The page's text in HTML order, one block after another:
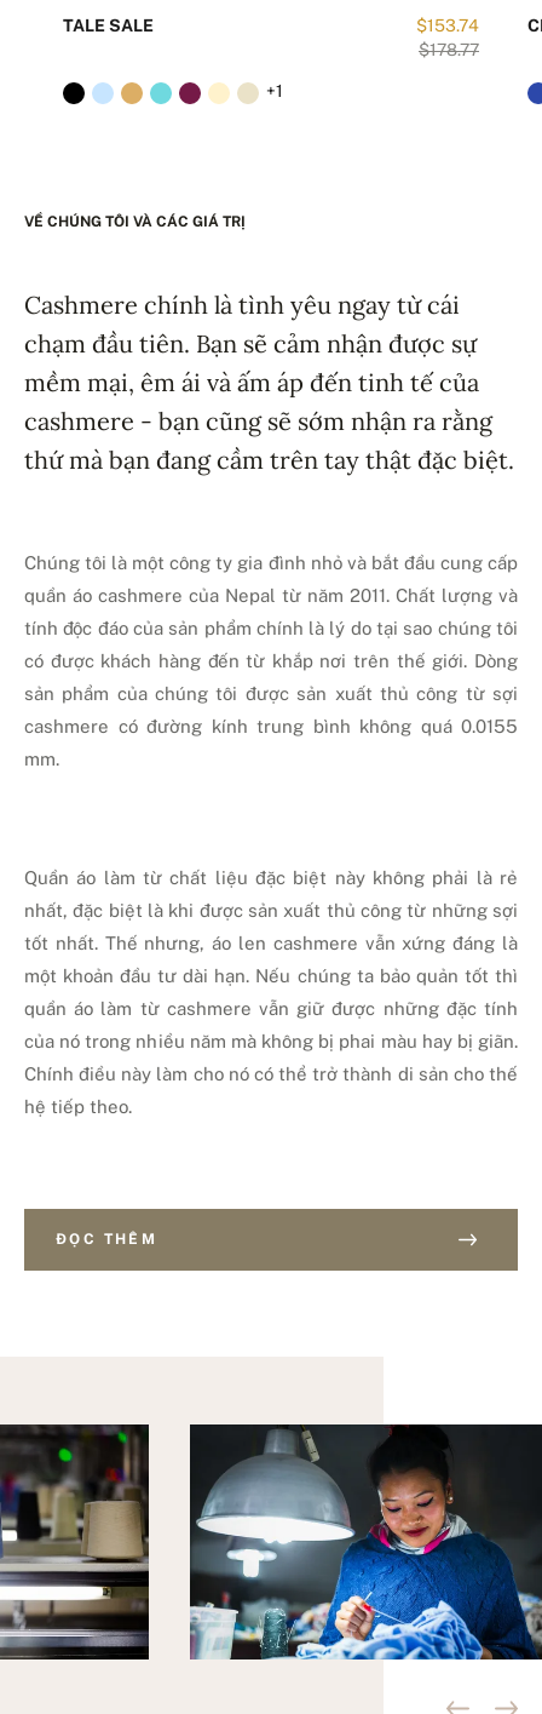
$153.74
$178.77
TALE SALE
+1
VỀ CHÚNG TÔI VÀ CÁC GIÁ TRỊ
Cashmere chính là tình yêu ngay từ cái
chạm đầu tiên. Bạn sẽ cảm nhận được sự
mềm mại, êm ái và ấm áp đến tinh tế của
cashmere - bạn cũng sẽ sớm nhận ra rằng
thứ mà bạn đang cầm trên tay thật đặc biệt.
Chúng tôi là một công ty gia đình nhỏ và bắt đầu cung cấp
quần áo cashmere của Nepal từ năm 2011. Chất lượng và
tính độc đáo của sản phẩm chính là lý do tại sao chúng tôi
có được khách hàng đến từ khắp nơi trên thế giới. Dòng
sản phẩm của chúng tôi được sản xuất thủ công từ sợi
cashmere có đường kính trung bình không quá 0.0155
mm.
Quần áo làm từ chất liệu đặc biệt này không phải là rẻ
nhất, đặc biệt là khi được sản xuất thủ công từ những sợi
tốt nhất. Thế nhưng, áo len cashmere vẫn xứng đáng là
một khoản đầu tư dài hạn. Nếu chúng ta bảo quản tốt thì
quần áo làm từ cashmere vẫn giữ được những đặc tính
của nó trong nhiều năm mà không bị phai màu hay bị giãn.
Chính điều này làm cho nó có thể trở thành di sản cho thế
hệ tiếp theo.
ĐỌC THÊM